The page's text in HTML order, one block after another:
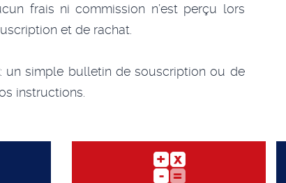
frais ni commission n’est perçu lors
et de rachat.
: un simple bulletin de souscription ou de
instructions.